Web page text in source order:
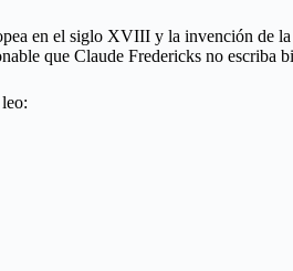
en el siglo XVIII y la invención de
que Claude Fredericks no escriba